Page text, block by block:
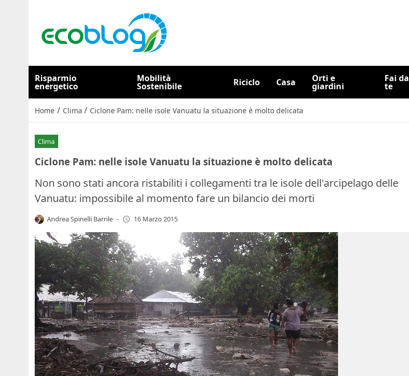
Risparmio
energetico
Mobilità
Sostenibile Riciclo Casa Orti e
giardini
Fai da
te
Home / Clima / Ciclone Pam: nelle isole Vanuatu la situazione è molto delicata
Clima
Ciclone Pam: nelle isole Vanuatu la situazione è molto delicata
Non sono stati ancora ristabiliti i collegamenti tra le isole dell'arcipelago delle
Vanuatu: impossibile al momento fare un bilancio dei morti
Andrea Spinelli Barrile - 16 Marzo 2015